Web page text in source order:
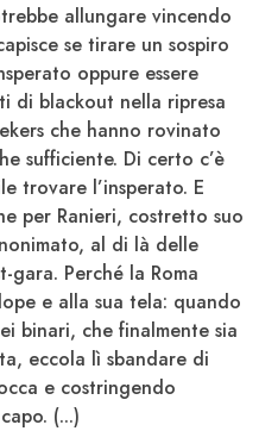
allungare vincendo
se tirare un sospiro
oppure essere
di blackout nella ripresa
che hanno rovinato
sufficiente. Di certo c’è
trovare l’insperato. E
per Ranieri, costretto suo
al di là delle
Perché la Roma
e alla sua tela: quando
binari, che finalmente sia
eccola lì sbandare di
e costringendo
(...)